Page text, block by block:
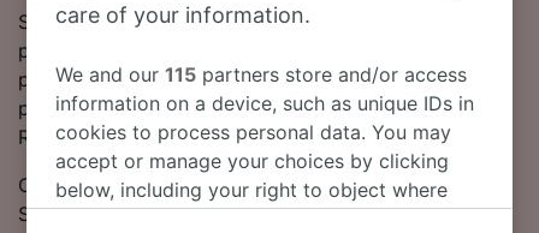
Skorzystaj z naszego narzędzia do planowania
podróży u góry strony, aby wyszukać tanie bilety –
pokażemy Ci, ile możesz zaoszczędzić na
przejazdach pociągiem relacji Bolonia – Pisa San
Rossore, jeśli dokonasz rezerwacji z wyprzedzeniem.
Chcesz zarezerwować bilety na podróż do stacji Pisa
San Rossore? Nie zwlekaj i już teraz poszukaj ich w
care of your information.
We and our115 partners store and/or access
information on a device, such as unique IDs in
cookies to process personal data. You may
accept or manage your choices by clicking
below, including your right to object where